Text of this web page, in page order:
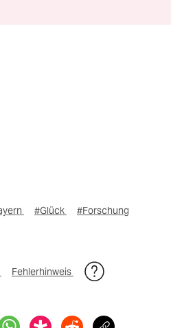
#Glück
#Forschung
Fehlerhinweis